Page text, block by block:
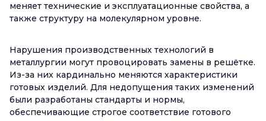
меняет технические и эксплуатационные свойства, а
также структуру на молекулярном уровне.
Нарушения производственных технологий в
металлургии могут провоцировать замены в решётке.
Из-за них кардинально меняются характеристики
готовых изделий. Для недопущения таких изменений
были разработаны стандарты и нормы,
обеспечивающие строгое соответствие готового